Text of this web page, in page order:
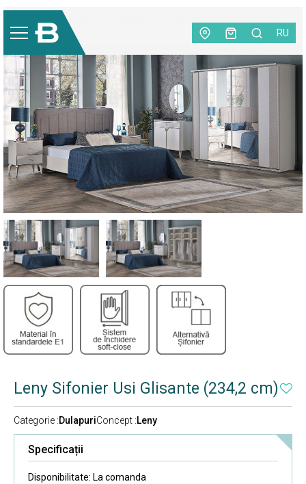
RU
Dormitor
(234,2 cm)
Leny Sifonier Usi Glisante (234,2 cm)
Categorie :DulapuriConcept :Leny
Specificații
Disponibilitate: La comanda